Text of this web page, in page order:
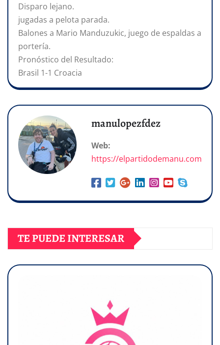
Disparo lejano.
jugadas a pelota parada.
Balones a Mario Manduzukic, juego de espaldas a
portería.
Pronóstico del Resultado:
Brasil 1-1 Croacia
manulopezfdez
Web:
https://elpartidodemanu.com
TE PUEDE INTERESAR